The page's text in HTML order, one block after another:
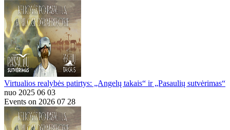
Virtualios realybės patirtys: „Angelų takais“ ir „Pasaulių sutvėrimas“
nuo 2025 06 03
Events on 2026 07 28